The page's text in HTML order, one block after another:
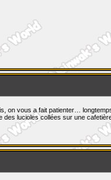
on vous a fait patienter…
lucioles collées sur une